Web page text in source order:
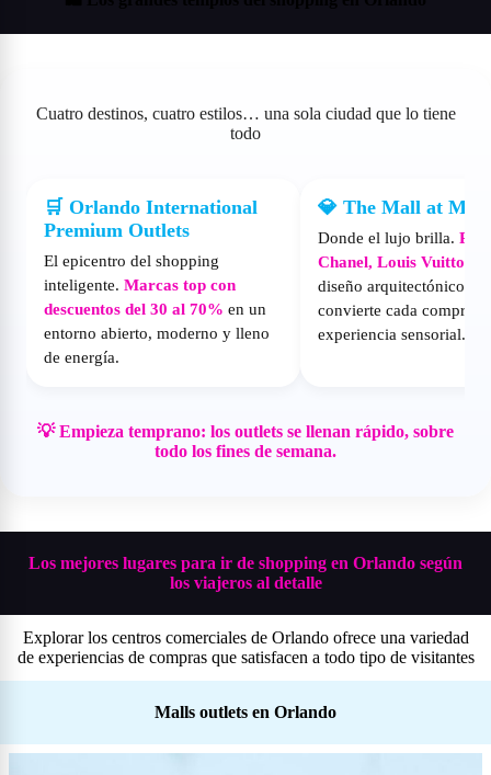
Cuatro destinos, cuatro estilos… una sola ciudad que lo tiene
todo
🛒 Orlando International
Premium Outlets
El epicentro del shopping
inteligente. Marcas top con
descuentos del 30 al 70% en un
entorno abierto, moderno y lleno
de energía.
💎 The Mall at
Donde el lujo brilla.
Chanel, Louis Vuitton
diseño arquitectónico
convierte cada compra
experiencia sensorial.
💡 Empieza temprano: los outlets se llenan rápido, sobre
todo los fines de semana.
Los mejores lugares para ir de shopping en Orlando según
los viajeros al detalle
Explorar los centros comerciales de Orlando ofrece una variedad
de experiencias de compras que satisfacen a todo tipo de visitantes
Malls outlets en Orlando